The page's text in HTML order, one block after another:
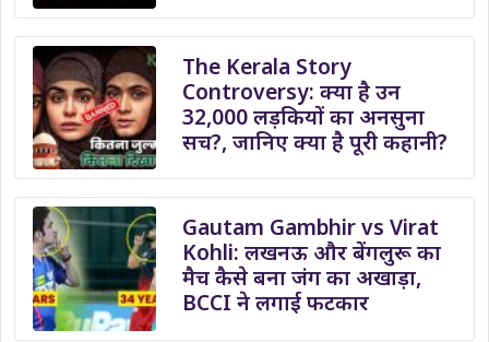
The Kerala Story
Controversy: क्या है उन
32,000 लड़कियों का अनसुना
सच?, जानिए क्या है पूरी कहानी?
Gautam Gambhir vs Virat
Kohli: लखनऊ और बेंगलुरू का
मैच कैसे बना जंग का अखाड़ा,
BCCI ने लगाई फटकार